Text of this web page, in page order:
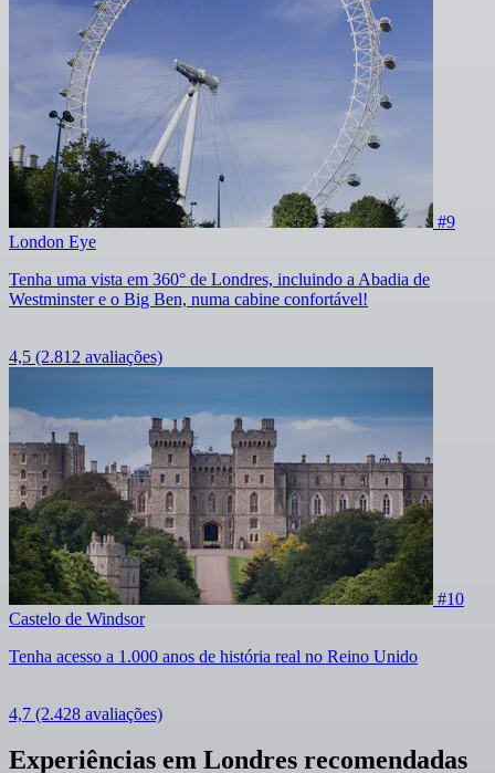
#9
London Eye
Tenha uma vista em 360° de Londres, incluindo a Abadia de
Westminster e o Big Ben, numa cabine confortável!
4,5 (2.812 avaliações)
#10
Castelo de Windsor
Tenha acesso a 1.000 anos de história real no Reino Unido
4,7 (2.428 avaliações)
Experiências em Londres recomendadas